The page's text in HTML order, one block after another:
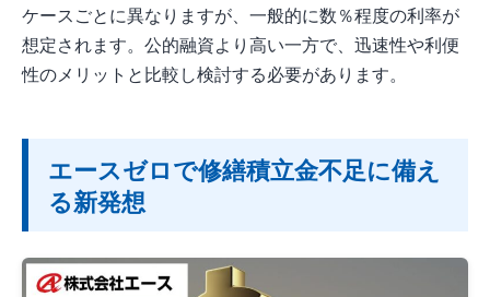
ケースごとに異なりますが、一般的に数％程度の利率が
想定されます。公的融資より高い一方で、迅速性や利便
性のメリットと比較し検討する必要があります。
エースゼロで修繕積立金不足に備え
る新発想